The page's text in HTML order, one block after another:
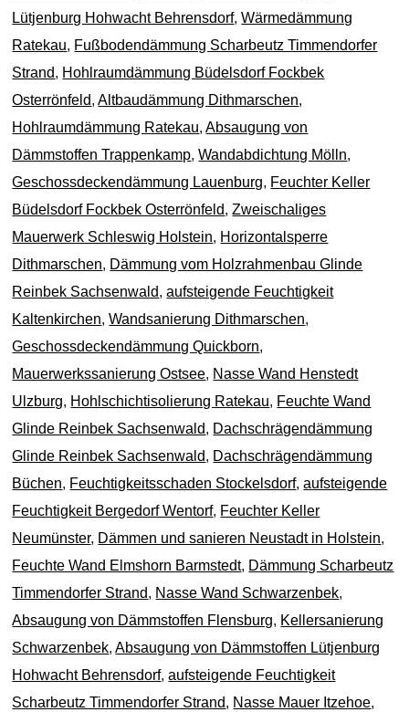
Lütjenburg Hohwacht Behrensdorf,Wärmedämmung
Ratekau, Fußbodendämmung Scharbeutz Timmendorfer
Strand, Hohlraumdämmung Büdelsdorf Fockbek
Osterrönfeld,Altbaudämmung Dithmarschen,
Hohlraumdämmung Ratekau,Absaugung von
Dämmstoffen Trappenkamp,Wandabdichtung Mölln,
Geschossdeckendämmung Lauenburg, Feuchter Keller
Büdelsdorf Fockbek Osterrönfeld,Zweischaliges
Mauerwerk Schleswig Holstein, Horizontalsperre
Dithmarschen, Dämmung vom Holzrahmenbau Glinde
Reinbek Sachsenwald,aufsteigende Feuchtigkeit
Kaltenkirchen,Wandsanierung Dithmarschen,
Geschossdeckendämmung Quickborn,
Mauerwerkssanierung Ostsee, Nasse Wand Henstedt
Ulzburg, Hohlschichtisolierung Ratekau, Feuchte Wand
Glinde Reinbek Sachsenwald, Dachschrägendämmung
Glinde Reinbek Sachsenwald, Dachschrägendämmung
Büchen, Feuchtigkeitsschaden Stockelsdorf,aufsteigende
Feuchtigkeit Bergedorf Wentorf, Feuchter Keller
Neumünster, Dämmen und sanieren Neustadt in Holstein,
Feuchte Wand Elmshorn Barmstedt, Dämmung Scharbeutz
Timmendorfer Strand, Nasse Wand Schwarzenbek,
Absaugung von Dämmstoffen Flensburg, Kellersanierung
Schwarzenbek,Absaugung von Dämmstoffen Lütjenburg
Hohwacht Behrensdorf,aufsteigende Feuchtigkeit
Scharbeutz Timmendorfer Strand, Nasse Mauer Itzehoe,